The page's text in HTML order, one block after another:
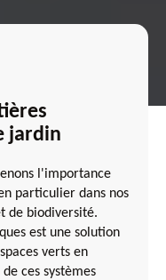
jardin
l'importance
particulier dans nos
de biodiversité.
est une solution
verts en
ces systèmes